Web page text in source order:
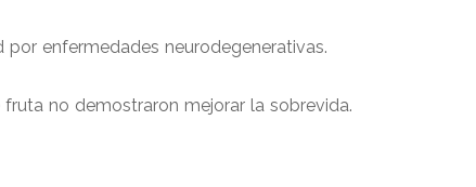
enfermedades neurodegenerativas.
no demostraron mejorar la sobrevida.